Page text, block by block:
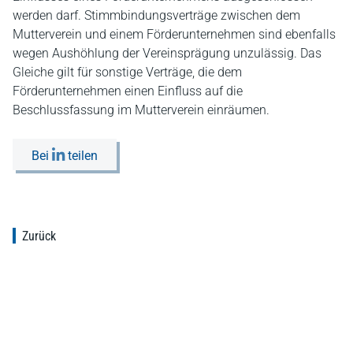
werden darf. Stimmbindungsverträge zwischen dem
Mutterverein und einem Förderunternehmen sind ebenfalls
wegen Aushöhlung der Vereinsprägung unzulässig. Das
Gleiche gilt für sonstige Verträge, die dem
Förderunternehmen einen Einfluss auf die
Beschlussfassung im Mutterverein einräumen.
Bei teilen
Zurück